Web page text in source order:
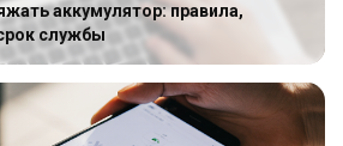
аккумулятор: правила,
службы